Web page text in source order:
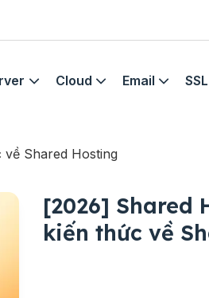
Cloud Email SSL
Shared Hosting
[2026] Shared
kiến thức về